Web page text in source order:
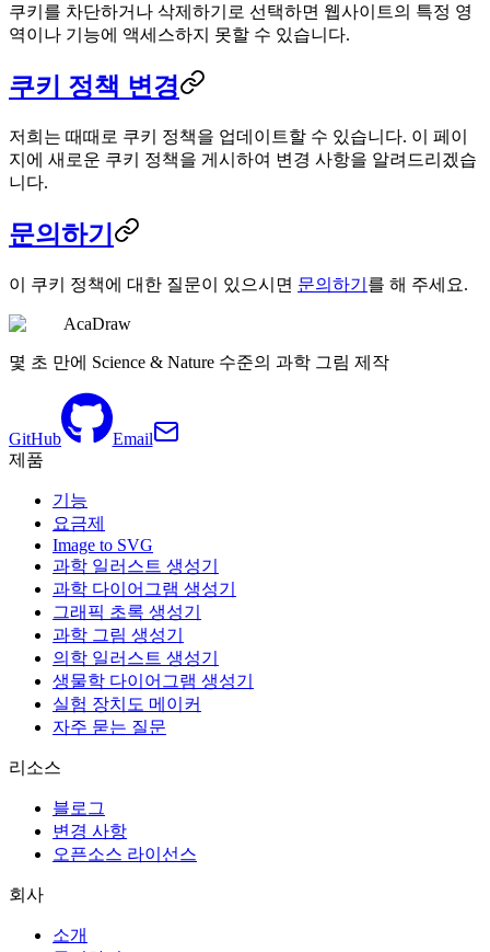
쿠키를 차단하거나 삭제하기로 선택하면 웹사이트의 특정 영
역이나 기능에 액세스하지 못할 수 있습니다.
쿠키 정책 변경
저희는 때때로 쿠키 정책을 업데이트할 수 있습니다. 이 페이
지에 새로운 쿠키 정책을 게시하여 변경 사항을 알려드리겠습
니다.
문의하기
이 쿠키 정책에 대한 질문이 있으시면 문의하기 를 해 주세요.
AcaDraw
몇 초 만에 Science & Nature 수준의 과학 그림 제작
GitHub
Email
제품
기능
요금제
Image to SVG
과학 일러스트 생성기
과학 다이어그램 생성기
그래픽 초록 생성기
과학 그림 생성기
의학 일러스트 생성기
생물학 다이어그램 생성기
실험 장치도 메이커
자주 묻는 질문
리소스
블로그
변경 사항
오픈소스 라이선스
회사
소개